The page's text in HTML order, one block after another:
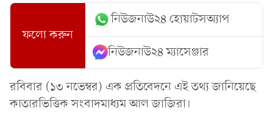
ফলো করুন
নিউজনাউ২৪ হোয়াটসঅ্যাপ
নিউজনাউ২৪ ম্যাসেঞ্জার
রবিবার (১৩ নভেম্বর) এক প্রতিবেদনে এই তথ্য জানিয়েছে
কাতারভিত্তিক সংবাদমাধ্যম আল জাজিরা।